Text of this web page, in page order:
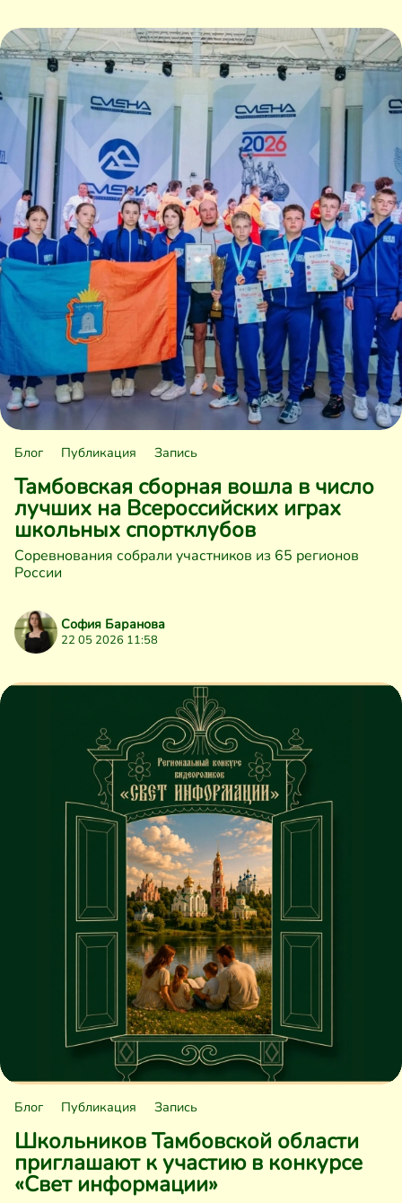
Блог Публикация Запись
Тамбовская сборная вошла в число
лучших на Всероссийских играх
школьных спортклубов
Соревнования собрали участников из 65 регионов
России
София Баранова
22 05 2026 11:58
Блог Публикация Запись
Школьников Тамбовской области
приглашают к участию в конкурсе
«Свет информации»